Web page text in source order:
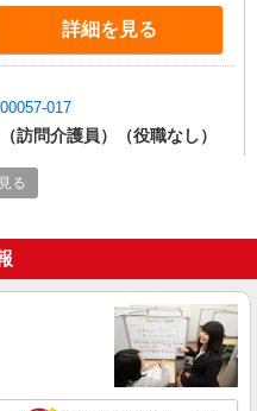
定残業手当：20,000円（10時
を超過する場合には超過勤務
歓迎 ・
ど
詳細を見る
017
訪問介護員）（役職なし）
2,724円（経験・能力等による）
時、18〜20時:時給UP（身
上勤務の方）別途支給
詳細を見る
008
訪問介護員）（役職なし）
る